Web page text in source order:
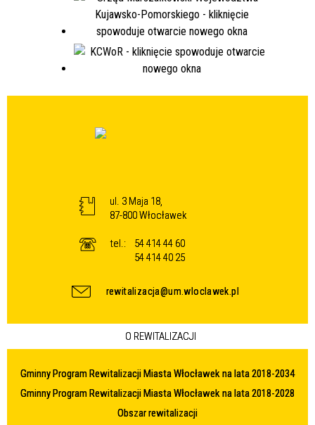
ul. 3 Maja 18,
87-800 Włocławek
tel.:
54 414 44 60
54 414 40 25
rewitalizacja@um.wloclawek.pl
O REWITALIZACJI
Gminny Program Rewitalizacji Miasta Włocławek na lata 2018-2034
Gminny Program Rewitalizacji Miasta Włocławek na lata 2018-2028
Obszar rewitalizacji